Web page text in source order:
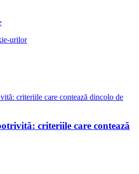
urilor
criteriile care contează